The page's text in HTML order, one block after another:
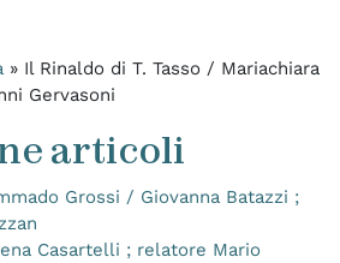
» Il Rinaldo di T. Tasso / Mariachiara
Gervasoni
articoli
Grossi / Giovanna Batazzi ;
Casartelli ; relatore Mario